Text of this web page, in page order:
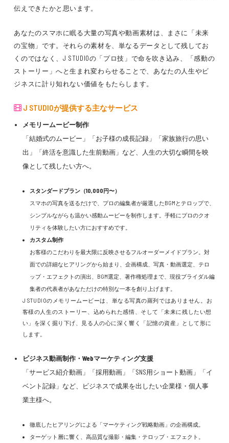
伝えできたかと思います。
あなたのスマホに眠る大量の写真や動画素材は、まさに「未来
の宝物」です。それらの素材を、単なるデータとして残してお
くのではなく、J STUDIOの「プロ技」で命を吹き込み、「感動の
ストーリー」へと生まれ変わらせることで、あなたの人生やビ
ジネスに計り知れない価値をもたらします。
J STUDIOが提供する主なサービス
メモリームービー制作
「結婚式のムービー」「お子様の成長記録」「家族旅行の思い
出」「終活を意識した生前動画」など、人生の大切な瞬間を映
像として残したい方へ。
スタンダードプラン（10,000円〜）
スマホの写真を送るだけで、プロの編集者が厳選したBGMとテロップで、
シンプルながらも温かい感動ムービーを制作します。手軽にプロのクオ
リティを体験したい方におすすめです。
カスタム制作
お客様のこだわりを最大限に反映させるフルオーダーメイドプラン。対
面での詳細なヒアリングから始まり、企画構成、写真・動画選定、テロ
ップ・エフェクトの演出、BGM選定、著作権処理まで、現役ブライダル編
集者の代表者があなただけの特別な一本を創り上げます。
J STUDIOのメモリームービーは、単なる写真の羅列ではありません。お
客様の人生のストーリー、込められた感情、そして「未来に残したい想
い」を深く掘り下げ、見る人の心に深く響く「記憶の資産」として形に
します。
ビジネス動画制作・Webマーケティング支援
「サービス紹介動画」「採用動画」「SNS用ショート動画」「イ
ベント記録」など、ビジネスで成果を出したい企業様・個人事
業主様へ。
徹底したヒアリングによる「マーケティング戦略動画」の企画構成。
ターゲット層に響く、高品質な撮影・編集・テロップ・エフェクト。